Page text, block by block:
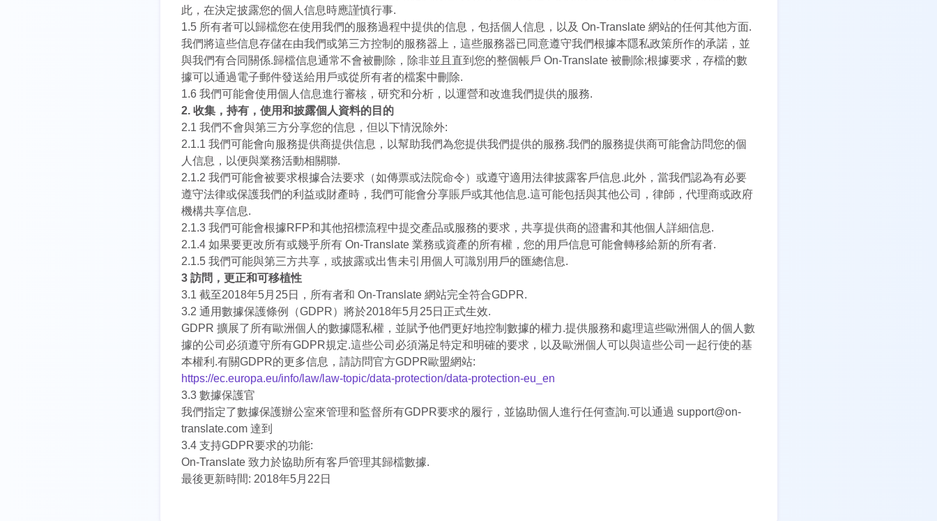
TL
ID
DA
此，在決定披露您的個人信息時應謹慎行事.
1.5 所有者可以歸檔您在使用我們的服務過程中提供的信息，包括個人信息，以及 On-Translate 網站的任何其他方面.
我們將這些信息存儲在由我們或第三方控制的服務器上，這些服務器已同意遵守我們根據本隱私政策所作的承諾，並
與我們有合同關係.歸檔信息通常不會被刪除，除非並且直到您的整個帳戶 On-Translate 被刪除;根據要求，存檔的數
據可以通過電子郵件發送給用戶或從所有者的檔案中刪除.
1.6 我們可能會使用個人信息進行審核，研究和分析，以運營和改進我們提供的服務.
2. 收集，持有，使用和披露個人資料的目的
2.1 我們不會與第三方分享您的信息，但以下情況除外:
2.1.1 我們可能會向服務提供商提供信息，以幫助我們為您提供我們提供的服務.我們的服務提供商可能會訪問您的個
人信息，以便與業務活動相關聯.
2.1.2 我們可能會被要求根據合法要求（如傳票或法院命令）或遵守適用法律披露客戶信息.此外，當我們認為有必要
遵守法律或保護我們的利益或財產時，我們可能會分享賬戶或其他信息.這可能包括與其他公司，律師，代理商或政府
機構共享信息.
2.1.3 我們可能會根據RFP和其他招標流程中提交產品或服務的要求，共享提供商的證書和其他個人詳細信息.
2.1.4 如果要更改所有或幾乎所有 On-Translate 業務或資產的所有權，您的用戶信息可能會轉移給新的所有者.
2.1.5 我們可能與第三方共享，或披露或出售未引用個人可識別用戶的匯總信息.
3 訪問，更正和可移植性
3.1 截至2018年5月25日，所有者和 On-Translate 網站完全符合GDPR.
3.2 通用數據保護條例（GDPR）將於2018年5月25日正式生效.
GDPR 擴展了所有歐洲個人的數據隱私權，並賦予他們更好地控制數據的權力.提供服務和處理這些歐洲個人的個人數
據的公司必須遵守所有GDPR規定.這些公司必須滿足特定和明確的要求，以及歐洲個人可以與這些公司一起行使的基
本權利.有關GDPR的更多信息，請訪問官方GDPR歐盟網站:
https://ec.europa.eu/info/law/law-topic/data-protection/data-protection-eu_en
3.3 數據保護官
我們指定了數據保護辦公室來管理和監督所有GDPR要求的履行，並協助個人進行任何查詢.可以通過 support@on-
translate.com 達到
3.4 支持GDPR要求的功能:
On-Translate 致力於協助所有客戶管理其歸檔數據.
最後更新時間: 2018年5月22日